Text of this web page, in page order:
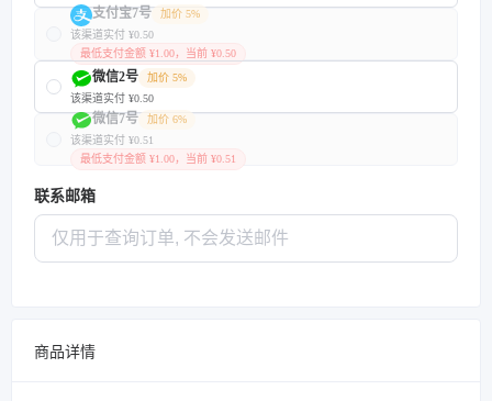
支付宝7号
加价 5%
该渠道实付 ¥0.50
最低支付金额 ¥1.00，当前 ¥0.50
微信2号
加价 5%
该渠道实付 ¥0.50
微信7号
加价 6%
该渠道实付 ¥0.51
最低支付金额 ¥1.00，当前 ¥0.51
联系邮箱
商品详情